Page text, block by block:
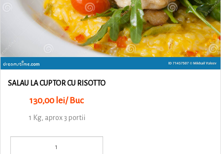
SALAU LA CUPTOR CU RISOTTO
130,00 lei/ Buc
1 Kg, aprox 3 portii